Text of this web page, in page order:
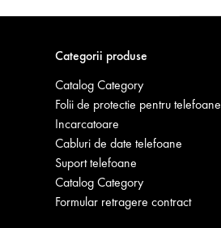
Categorii produse
Catalog Category
Folii de protectie pentru telefoane
Incarcatoare
Cabluri de date telefoane
Suport telefoane
Catalog Category
Formular retragere contract